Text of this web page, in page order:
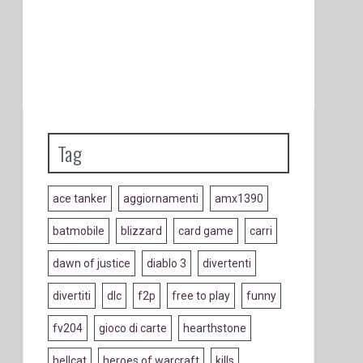
Tag
ace tanker aggiornamenti amx1390
batmobile blizzard card game carri
dawn of justice diablo 3 divertenti
divertiti dlc f2p free to play funny
fv204 gioco di carte hearthstone